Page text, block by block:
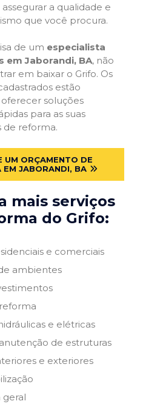
a qualidade e
que você procura.
de um especialista
em Jaborandi, BA, não
em baixar o Grifo. Os
estão
soluções
para as suas
de reforma.
UM ORÇAMENTO DE
EM JABORANDI, BA
mais serviços
do Grifo:
e comerciais
ambientes
e elétricas
de estruturas
e exteriores
geral